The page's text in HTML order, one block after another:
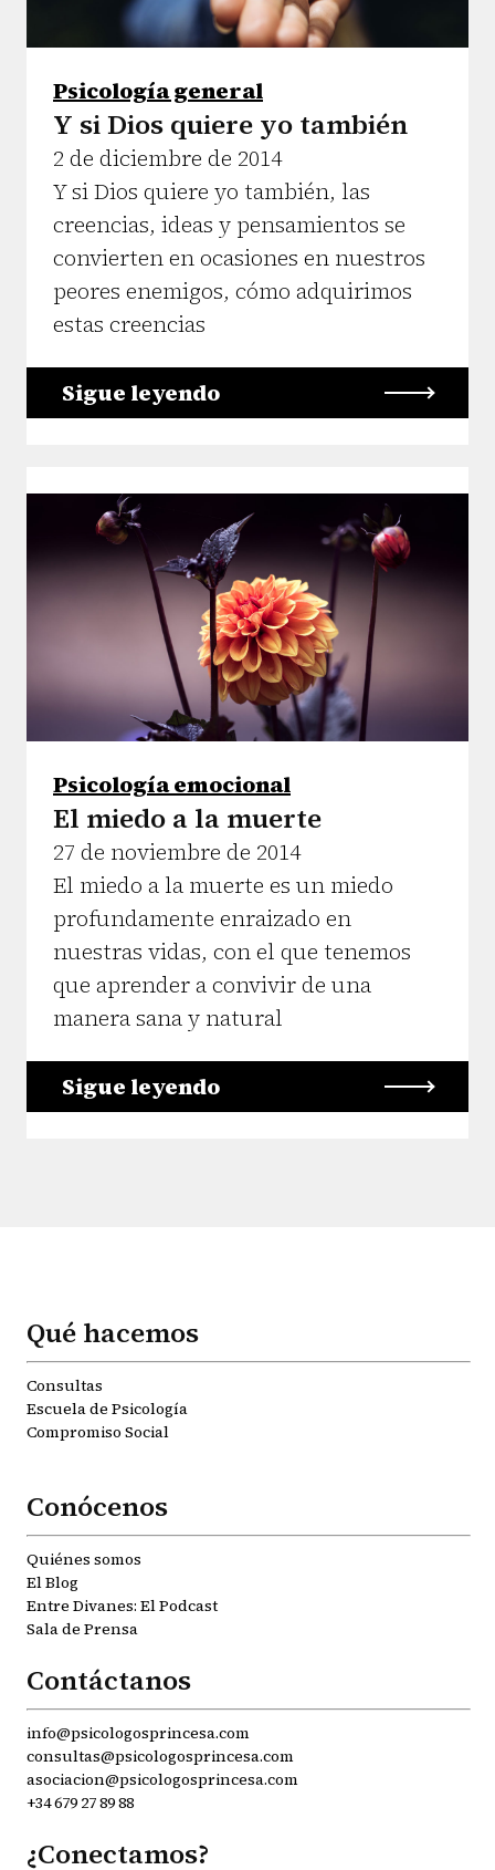
Psicología general
Y si Dios quiere yo también
2 de diciembre de 2014
Y si Dios quiere yo también, las
creencias, ideas y pensamientos se
convierten en ocasiones en nuestros
peores enemigos, cómo adquirimos
estas creencias
Sigue leyendo
Psicología emocional
El miedo a la muerte
27 de noviembre de 2014
El miedo a la muerte es un miedo
profundamente enraizado en
nuestras vidas, con el que tenemos
que aprender a convivir de una
manera sana y natural
Sigue leyendo
Qué hacemos
Consultas
Escuela de Psicología
Compromiso Social
Conócenos
Quiénes somos
El Blog
Entre Divanes: El Podcast
Sala de Prensa
Contáctanos
info@psicologosprincesa.com
consultas@psicologosprincesa.com
asociacion@psicologosprincesa.com
+34 679 27 89 88
¿Conectamos?